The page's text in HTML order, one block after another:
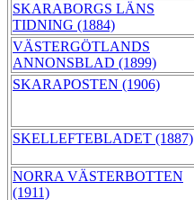
SKARABORGS LÄNS
TIDNING (1884)
VÄSTERGÖTLANDS
ANNONSBLAD (1899)
SKARAPOSTEN (1906)
SKELLEFTEBLADET (1887)
NORRA VÄSTERBOTTEN
(1911)